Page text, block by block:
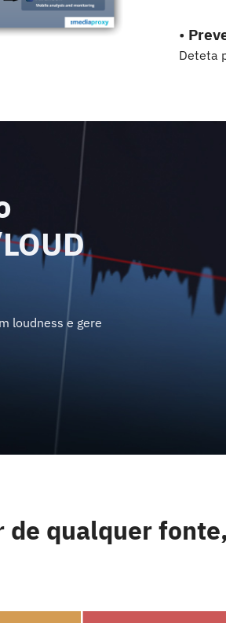
•
Deteta
loudness e gere
de qualquer